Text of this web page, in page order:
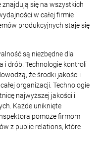
się na wszystkich
w całej firmie i
produkcyjnych staje się
są niezbędne dla
i drób. Technologie kontroli
że środki jakości i
organizacji. Technologie
najwyższej jakości i
Każde uniknięte
pomoże firmom
z public relations, które